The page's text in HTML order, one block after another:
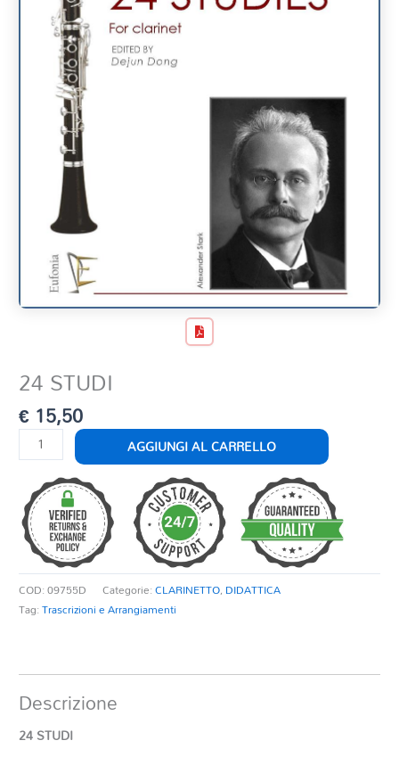
24 STUDI
€ 15,50
24
STUDI
quantità
AGGIUNGI AL CARRELLO
COD:09755D Categorie:CLARINETTO, DIDATTICA
Tag:Trascrizioni e Arrangiamenti
Descrizione
24 STUDI